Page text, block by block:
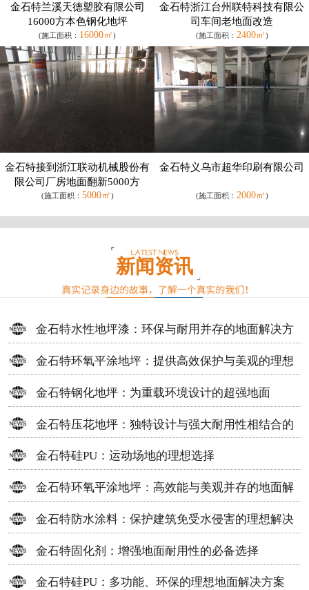
金石特兰溪天德塑胶有限公司
16000方本色钢化地坪
(施工面积： 16000㎡)
金石特浙江台州联特科技有限公
司车间老地面改造
(施工面积： 2400㎡)
金石特接到浙江联动机械股份有
限公司厂房地面翻新5000方
(施工面积： 5000㎡)
金石特义乌市超华印刷有限公司
(施工面积： 2000㎡)
新闻资讯
金石特水性地坪漆：环保与耐用并存的地面解决方
案
金石特环氧平涂地坪：提供高效保护与美观的理想
选择
金石特钢化地坪：为重载环境设计的超强地面
金石特压花地坪：独特设计与强大耐用性相结合的
地面材料
金石特硅PU：运动场地的理想选择
金石特环氧平涂地坪：高效能与美观并存的地面解
决方案
金石特防水涂料：保护建筑免受水侵害的理想解决
方案
金石特固化剂：增强地面耐用性的必备选择
金石特硅PU：多功能、环保的理想地面解决方案